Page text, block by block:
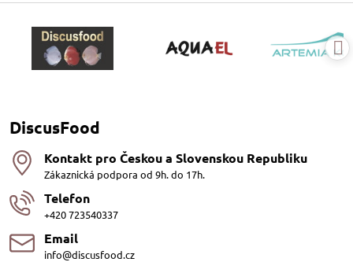
DiscusFood
Kontakt pro Českou a Slovenskou Republiku
Zákaznická podpora od 9h. do 17h.
Telefon
+420 723540337
Email
info@discusfood.cz